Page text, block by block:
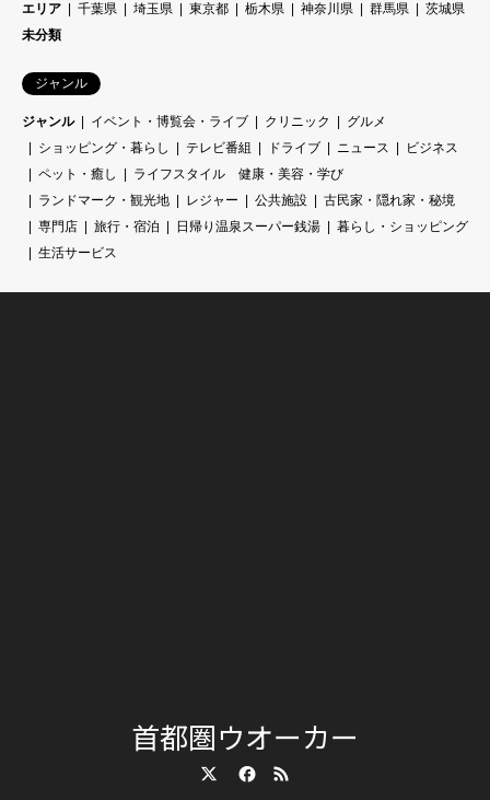
エリア 千葉県 埼玉県 東京都 栃木県 神奈川県 群馬県
茨城県
未分類
ジャンル
ジャンル イベント・博覧会・ライブ クリニック
グルメ
ショッピング・暮らし
テレビ番組 ドライブ ニュース
ビジネス
ペット・癒し
ライフスタイル 健康・美容・学び
ランドマーク・観光地
レジャー 公共施設
古民家・隠れ家・秘境
専門店
旅行・宿泊 日帰り温泉スーパー銭湯
暮らし・ショッピング
生活サービス
首都圏ウオーカー